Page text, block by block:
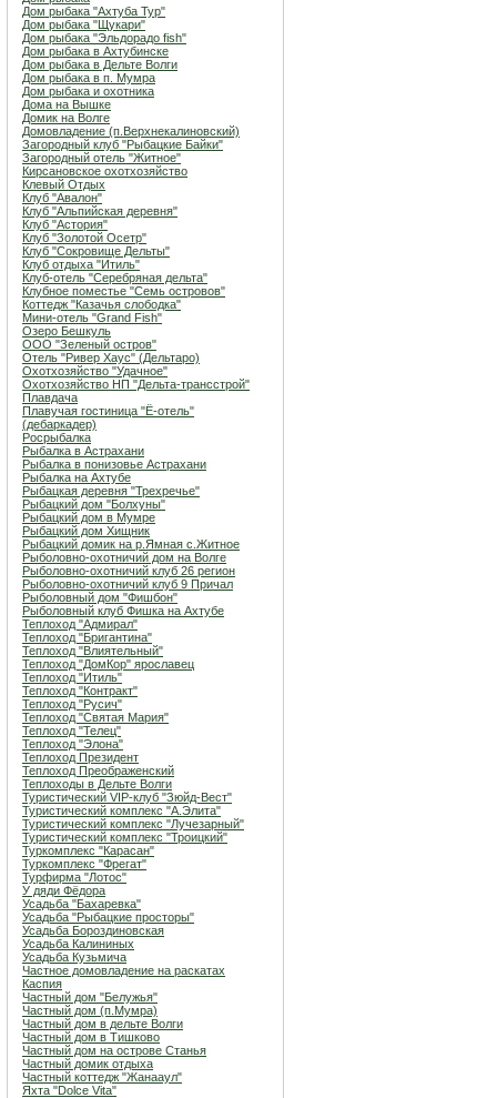
Дом рыбака "Ахтуба Тур"
Дом рыбака "Щукари"
Дом рыбака "Эльдорадо fish"
Дом рыбака в Ахтубинске
Дом рыбака в Дельте Волги
Дом рыбака в п. Мумра
Дом рыбака и охотника
Дома на Вышке
Домик на Волге
Домовладение (п.Верхнекалиновский)
Загородный клуб "Рыбацкие Байки"
Загородный отель "Житное"
Кирсановское охотхозяйство
Клевый Отдых
Клуб "Авалон"
Клуб "Альпийская деревня"
Клуб "Астория"
Клуб "Золотой Осетр"
Клуб "Сокровище Дельты"
Клуб отдыха "Итиль"
Клуб-отель "Серебряная дельта"
Клубное поместье "Семь островов"
Коттедж "Казачья слободка"
Мини-отель "Grand Fish"
Озеро Бешкуль
ООО "Зеленый остров"
Отель "Ривер Хаус" (Дельтаро)
Охотхозяйство "Удачное"
Охотхозяйство НП "Дельта-трансстрой"
Плавдача
Плавучая гостиница "Ё-отель"
(дебаркадер)
Росрыбалка
Рыбалка в Астрахани
Рыбалка в понизовье Астрахани
Рыбалка на Ахтубе
Рыбацкая деревня "Трехречье"
Рыбацкий дом "Болхуны"
Рыбацкий дом в Мумре
Рыбацкий дом Хищник
Рыбацкий домик на р.Ямная с.Житное
Рыболовно-охотничий дом на Волге
Рыболовно-охотничий клуб 26 регион
Рыболовно-охотничий клуб 9 Причал
Рыболовный дом "Фишбон"
Рыболовный клуб Фишка на Ахтубе
Теплоход "Адмирал"
Теплоход "Бригантина"
Теплоход "Влиятельный"
Теплоход "ДомКор" ярославец
Теплоход "Итиль"
Теплоход "Контракт"
Теплоход "Русич"
Теплоход "Святая Мария"
Теплоход "Телец"
Теплоход "Элона"
Теплоход Президент
Теплоход Преображенский
Теплоходы в Дельте Волги
Туристический VIP-клуб "Зюйд-Вест"
Туристический комплекс "А.Элита"
Туристический комплекс "Лучезарный"
Туристический комплекс "Троицкий"
Туркомплекс "Карасан"
Туркомплекс "Фрегат"
Турфирма "Лотос"
У дяди Фёдора
Усадьба "Бахаревка"
Усадьба "Рыбацкие просторы"
Усадьба Бороздиновская
Усадьба Калининых
Усадьба Кузьмича
Частное домовладение на раскатах
Каспия
Частный дом "Белужья"
Частный дом (п.Мумра)
Частный дом в дельте Волги
Частный дом в Тишково
Частный дом на острове Станья
Частный домик отдыха
Частный коттедж "Жанааул"
Яхта "Dolce Vita"